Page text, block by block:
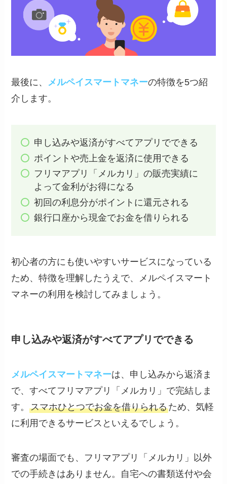
最後に、 メルペイスマートマネーの特徴を5つ紹
介します。
申し込みや返済がすべてアプリでできる
ポイントや売上金を返済に使用できる
フリマアプリ「メルカリ」の販売実績に
よって金利がお得になる
初回の利息分がポイントに還元される
銀行口座から現金でお金を借りられる
初心者の方にも使いやすいサービスになっている
ため、特徴を理解したうえで、メルペイスマート
マネーの利用を検討してみましょう。
申し込みや返済がすべてアプリでできる
メルペイスマートマネーは、申し込みから返済ま
で、すべてフリマアプリ「メルカリ」で完結しま
す。スマホひとつでお金を借りられるため、気軽
に利用できるサービスといえるでしょう。
審査の場面でも、フリマアプリ「メルカリ」以外
での手続きはありません。自宅への書類送付や会